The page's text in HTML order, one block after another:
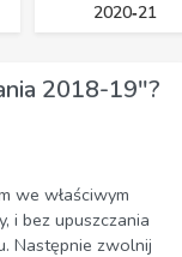
2020‑21
2018-19"?
we właściwym
i bez upuszczania
Następnie zwolnij